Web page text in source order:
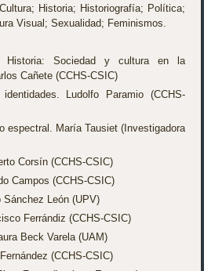
Historia; Historiografía; Política;
Visual; Sexualidad; Feminismos.
Sociedad y cultura en la
Cañete (CCHS-CSIC)
Ludolfo Paramio (CCHS-
espectral. María Tausiet (Investigadora
Corsín (CCHS-CSIC)
Campos (CCHS-CSIC)
León (UPV)
Ferrándiz (CCHS-CSIC)
Beck Varela (UAM)
(CCHS-CSIC)